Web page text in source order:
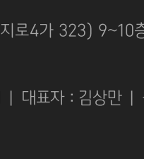
로4가 323) 9~10
| 대표자 : 김상만 |